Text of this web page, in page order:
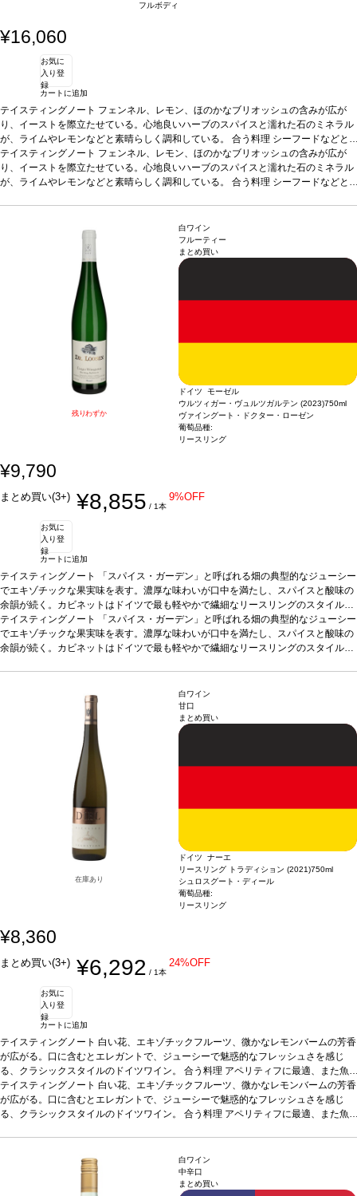
フルボディ
¥16,060
お気に
入り登
録
カートに追加
テイスティングノート フェンネル、レモン、ほのかなブリオッシュの含みが広が
り、イーストを際立たせている。心地良いハーブのスパイスと濡れた石のミネラル
が、ライムやレモンなどと素晴らしく調和している。 合う料理 シーフードなどと
好相性。葡萄品種リースリング 80%、ピノ・ブラン 20%
テイスティングノート フェンネル、レモン、ほのかなブリオッシュの含みが広が
り、イーストを際立たせている。心地良いハーブのスパイスと濡れた石のミネラル
が、ライムやレモンなどと素晴らしく調和している。 合う料理 シーフードなどと
残りわずか
白ワイン
フルーティー
まとめ買い
ドイツ モーゼル
ウルツィガー・ヴュルツガルテン (2023)750ml
ヴァイングート・ドクター・ローゼン
葡萄品種:
リースリング
¥9,790
まとめ買い(3+) ¥8,855 / 1本
9%OFF
お気に
入り登
録
カートに追加
テイスティングノート
「スパイス・ガーデン」と呼ばれる畑の典型的なジューシー
でエキゾチックな果実味を表す。濃厚な味わいが口中を満たし、スパイスと酸味の
余韻が続く。カビネットはドイツで最も軽やかで繊細なリースリングのスタイルを
表現し、早期に収穫された葡萄から造る逸品。
葡萄品種リースリング*本ヴィンテ
ージが在庫切れの場合、在庫があり価格が同様の場合は自動的に次のヴィンテージ
に変更されます、ご了承ください。
テイスティングノート
「スパイス・ガーデン」と呼ばれる畑の典型的なジューシー
でエキゾチックな果実味を表す。濃厚な味わいが口中を満たし、スパイスと酸味の
余韻が続く。カビネットはドイツで最も軽やかで繊細なリースリングのスタイルを
在庫あり
白ワイン
甘口
まとめ買い
ドイツ ナーエ
リースリング トラディション (2021)750ml
シュロスグート・ディール
葡萄品種:
リースリング
¥8,360
まとめ買い(3+) ¥6,292 / 1本
24%OFF
お気に
入り登
録
カートに追加
テイスティングノート 白い花、エキゾチックフルーツ、微かなレモンバームの芳香
が広がる。口に含むとエレガントで、ジューシーで魅惑的なフレッシュさを感じ
る、クラシックスタイルのドイツワイン。 合う料理 アペリティフに最適、また魚
料理、白身肉、仔牛などと好相性葡萄品種リースリング*本ヴィンテージが在庫切
れの場合、在庫があり価格が同様の場合は自動的に次のヴィンテージに変更されま
す、ご了承ください。
テイスティングノート 白い花、エキゾチックフルーツ、微かなレモンバームの芳香
が広がる。口に含むとエレガントで、ジューシーで魅惑的なフレッシュさを感じ
る、クラシックスタイルのドイツワイン。 合う料理 アペリティフに最適、また魚
す、ご了承ください。
白ワイン
中辛口
まとめ買い